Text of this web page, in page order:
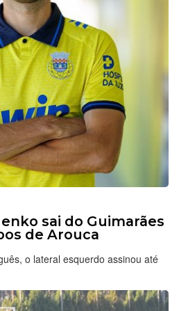
sai do Guimarães
de Arouca
o lateral esquerdo assinou até